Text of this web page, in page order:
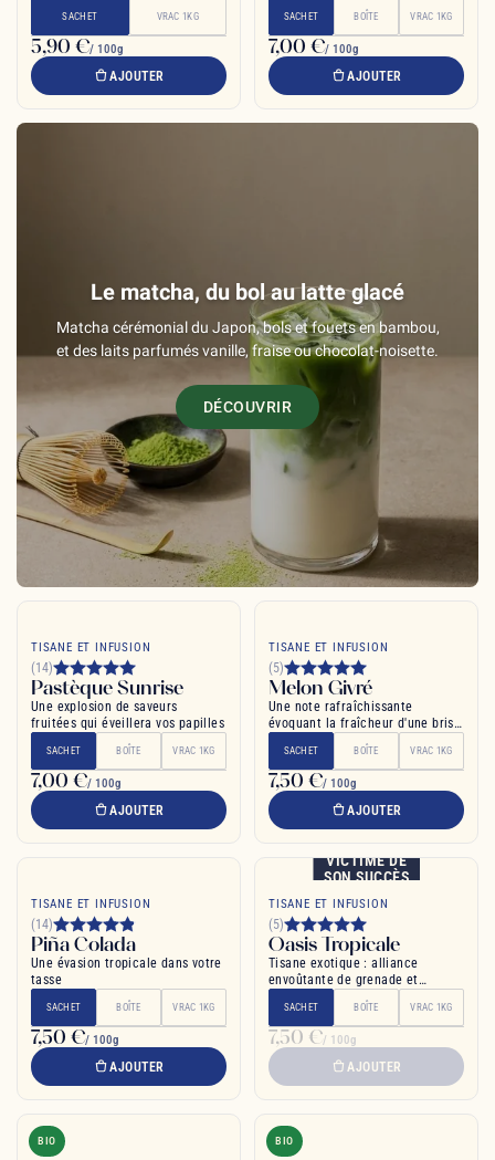
SACHET VRAC 1KG
5,90 €/ 100g
AJOUTER
SACHET BOÎTE VRAC 1KG
7,00 €/ 100g
AJOUTER
Le matcha, du bol au latte glacé
Matcha cérémonial du Japon, bols et fouets en bambou,
et des laits parfumés vanille, fraise ou chocolat-noisette.
DÉCOUVRIR
TISANE ET INFUSION
(14)
Pastèque Sunrise
Une explosion de saveurs
fruitées qui éveillera vos papilles
SACHET BOÎTE VRAC 1KG
7,00 €/ 100g
AJOUTER
TISANE ET INFUSION
(5)
Melon Givré
Une note rafraîchissante
évoquant la fraîcheur d'une brise
SACHET BOÎTE VRAC 1KG
7,50 €/ 100g
AJOUTER
TISANE ET INFUSION
(14)
Piña Colada
Une évasion tropicale dans votre
tasse
SACHET BOÎTE VRAC 1KG
7,50 €/ 100g
AJOUTER
VICTIME DE
SON SUCCÈS
TISANE ET INFUSION
(5)
Oasis Tropicale
Tisane exotique : alliance
envoûtante de grenade et
mangue, détente assurée
SACHET BOÎTE VRAC 1KG
7,50 €/ 100g
AJOUTER
BIO BIO